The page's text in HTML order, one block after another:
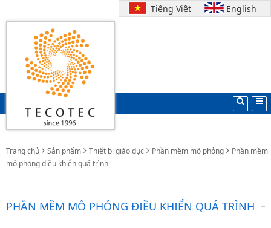
Tiếng Việt English
Trang chủ Sản phẩm Thiết bị giáo dục Phần mềm mô phỏng
Phần mềm
mô phỏng điều khiển quá trình
PHẦN MỀM MÔ PHỎNG ĐIỀU KHIỂN QUÁ TRÌNH